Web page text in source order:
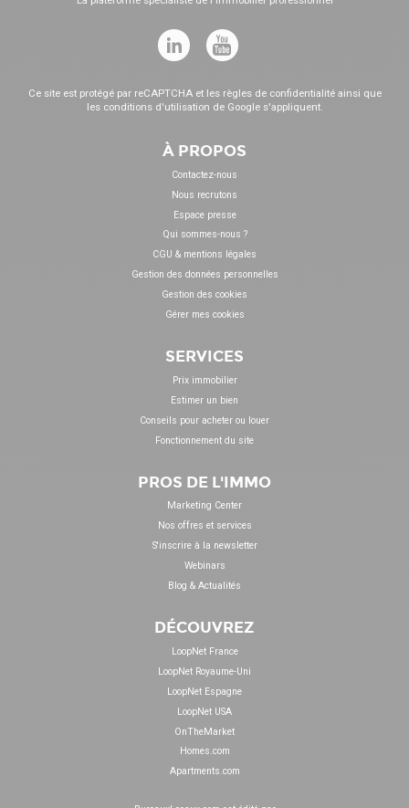
Ce site est protégé par reCAPTCHA et les règles de confidentialitéainsi que
les conditions d'utilisation de Google s'appliquent.
À PROPOS
Contactez-nous
Nous recrutons
Espace presse
Qui sommes-nous ?
CGU & mentions légales
Gestion des données personnelles
Gestion des cookies
Gérer mes cookies
SERVICES
Prix immobilier
Estimer un bien
Conseils pour acheter ou louer
Fonctionnement du site
PROS DE L'IMMO
Marketing Center
Nos offres et services
S'inscrire à la newsletter
Webinars
Blog & Actualités
DÉCOUVREZ
LoopNet France
LoopNet Royaume-Uni
LoopNet Espagne
LoopNet USA
OnTheMarket
Homes.com
Apartments.com